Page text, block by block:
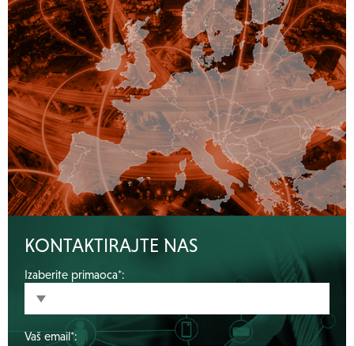
KONTAKTIRAJTE NAS
Izaberite primaoca*:
Vaš email*: